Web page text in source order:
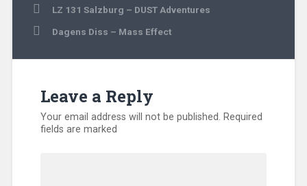
PostLZ 131 Salzburg – DUST Adventures
Dagens Diss – Mass Effect
Leave a Reply
Your email address will not be published. Required
fields are marked